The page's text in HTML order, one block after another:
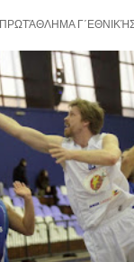
ΠΡΩΤΆΘΛΗΜΑ